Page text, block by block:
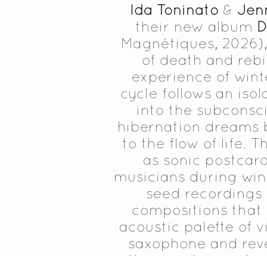
Ida Toninato &
their new album
Magnétiques,
of death and
experience of
cycle follows an
into the
hibernation dreams
to the flow of life.
as sonic
musicians during
seed
compositions that
acoustic palette of
saxophone and